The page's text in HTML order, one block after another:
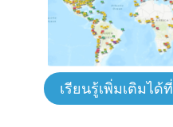
เรียนรู้เพิ่มเติมได้ที่